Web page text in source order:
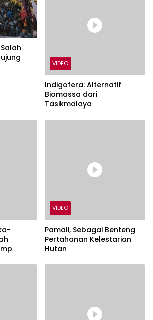
VIDEO
Indigofera: Alternatif
Biomassa dari
Tasikmalaya
VIDEO
Pamali, Sebagai Benteng
Pertahanan Kelestarian
Hutan